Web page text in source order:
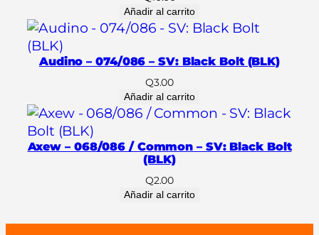
a
r
r
d
e
0
Añadir al carrito
Audino – 074/086 – SV: Black Bolt (BLK)
Q3.00
Añadir al carrito
Axew – 068/086 / Common – SV: Black Bolt
(BLK)
Q2.00
Añadir al carrito